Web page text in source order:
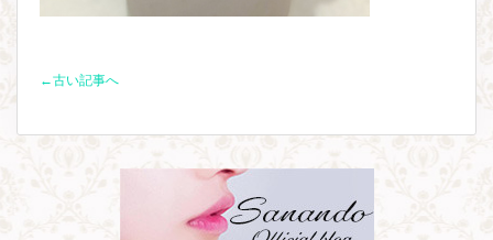
←古い記事へ